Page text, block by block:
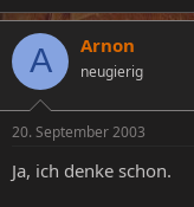
A Arnon
neugierig
20. September 2003
Ja, ich denke schon.